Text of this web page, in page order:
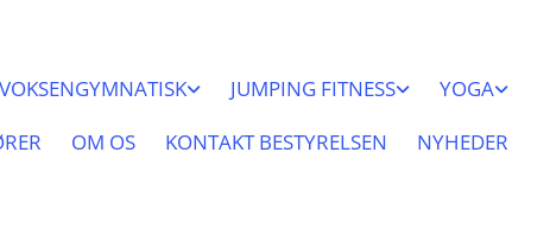
VOKSENGYMNATISK JUMPING FITNESS
YOGA
OM OS KONTAKT BESTYRELSEN NYHEDER